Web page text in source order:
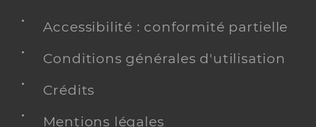
Accessibilité : conformité partielle
Conditions générales d'utilisation
Crédits
Mentions légales